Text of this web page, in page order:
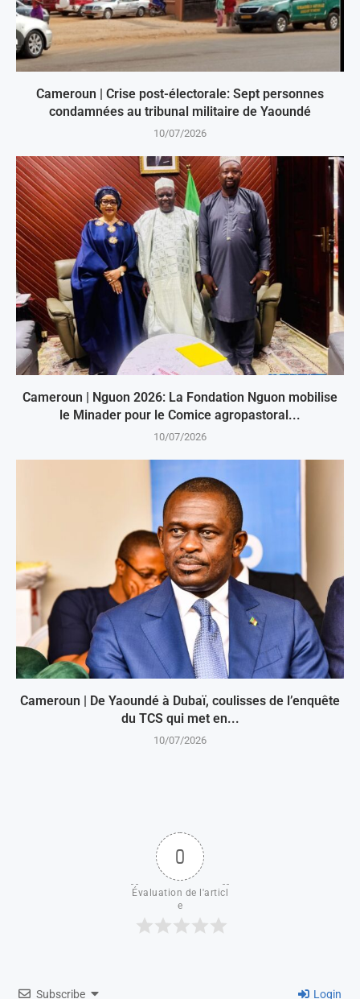
Cameroun | Crise post-électorale: Sept personnes
condamnées au tribunal militaire de Yaoundé
10/07/2026
Cameroun | Nguon 2026: La Fondation Nguon mobilise
le Minader pour le Comice agropastoral...
10/07/2026
Cameroun | De Yaoundé à Dubaï, coulisses de l’enquête
du TCS qui met en...
10/07/2026
0
Évaluation de l'articl
e
Subscribe Login